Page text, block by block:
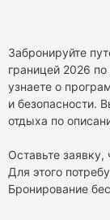
Забронируйте
границей 2026
узнаете о
и безопасности.
отдыха по
Оставьте заявку,
Для этого
Бронирование